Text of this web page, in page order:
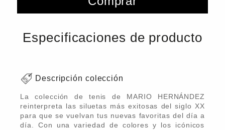
Especificaciones de producto
Descripción colección
La colección de tenis de MARIO HERNÁNDEZ
reinterpreta las siluetas más exitosas del siglo XX
para que se vuelvan tus nuevas favoritas del día a
día. Con una variedad de colores y los icónicos